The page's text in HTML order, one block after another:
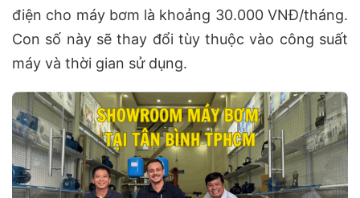
điện cho máy bơm là khoảng 30.000 VNĐ/tháng.
Con số này sẽ thay đổi tùy thuộc vào công suất
máy và thời gian sử dụng.